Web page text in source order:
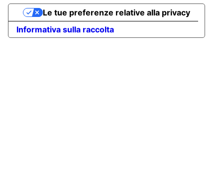
Informativa sulla raccolta
Le tue preferenze relative alla privacy